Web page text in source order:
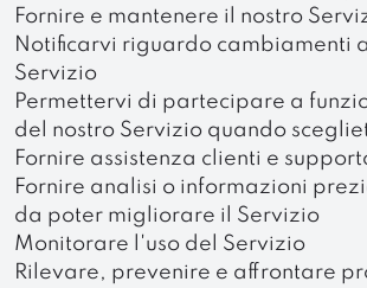
Fornire e mantenere il nostro
Notificarvi riguardo cambiamenti
Servizio
Permettervi di partecipare a
del nostro Servizio quando
Fornire assistenza clienti e
Fornire analisi o informazioni
da poter migliorare il Servizio
Monitorare l'uso del Servizio
Rilevare, prevenire e affrontare